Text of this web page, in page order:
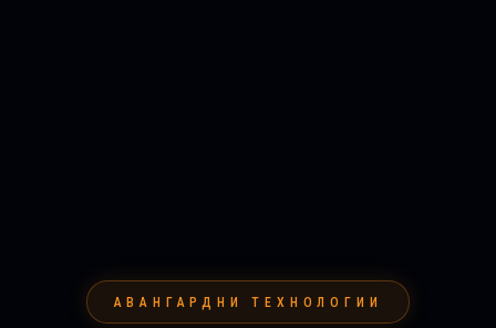
АВАНГАРДНИ ТЕХНОЛОГИИ